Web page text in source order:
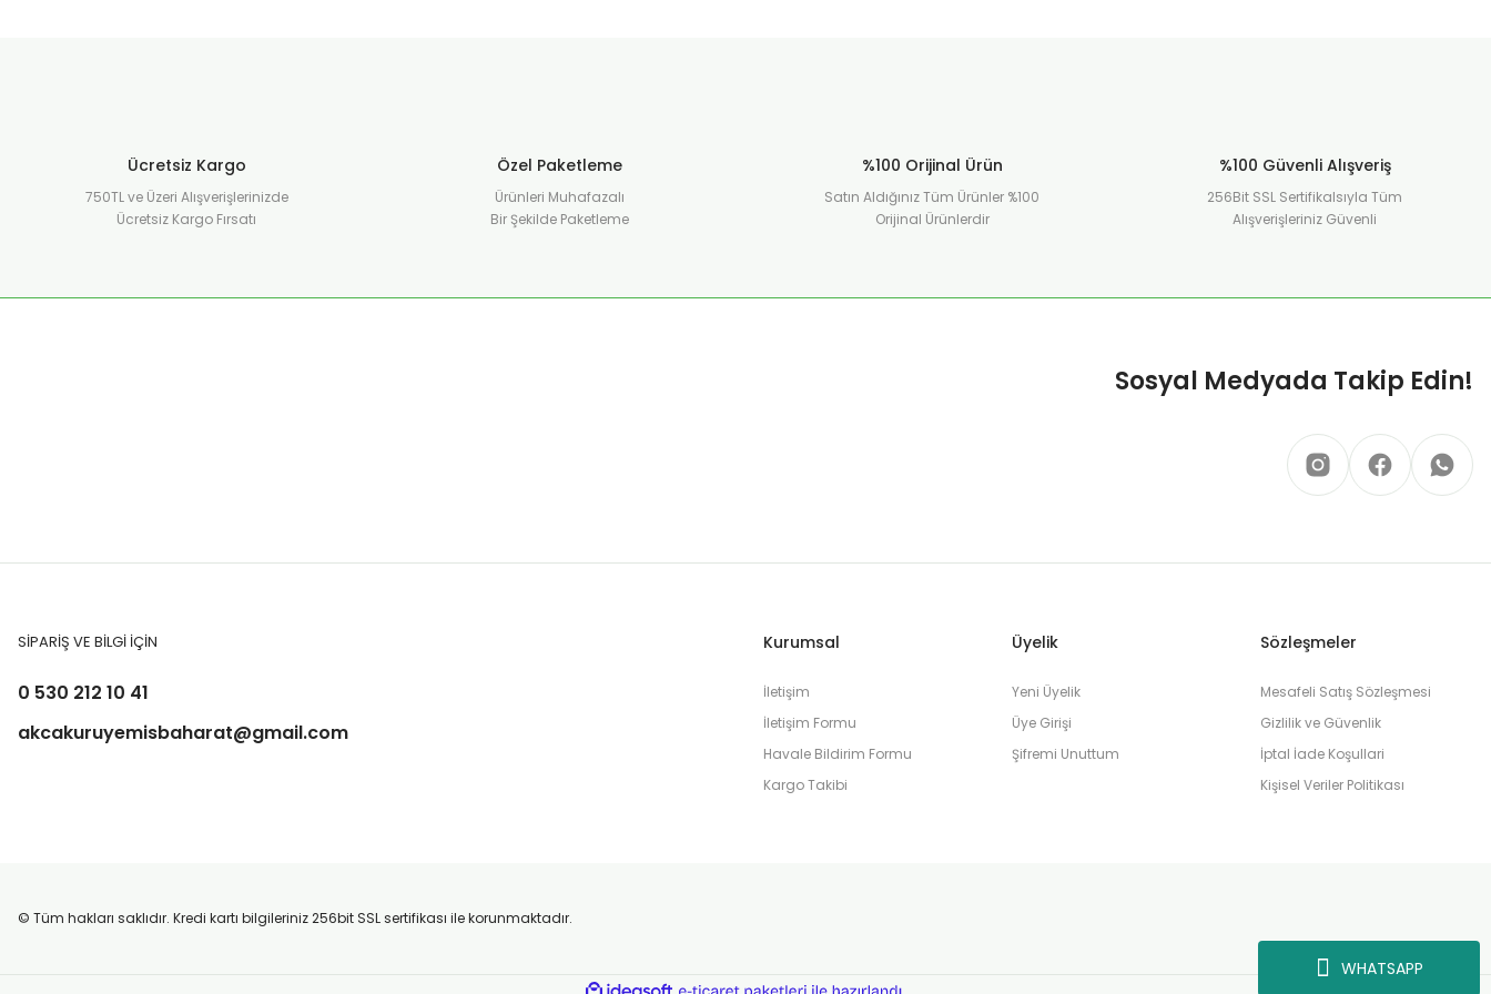
WHATSAPP
Ücretsiz Kargo
750TL ve Üzeri Alışverişlerinizde
Ücretsiz Kargo Fırsatı
Özel Paketleme
Ürünleri Muhafazalı
Bir Şekilde Paketleme
%100 Orijinal Ürün
Satın Aldığınız Tüm Ürünler %100
Orijinal Ürünlerdir
%100 Güvenli Alışveriş
256Bit SSL Sertifikalsıyla Tüm
Alışverişleriniz Güvenli
Sosyal Medyada Takip Edin!
SİPARİŞ VE BİLGİ İÇİN
0 530 212 10 41
akcakuruyemisbaharat@gmail.com
Kurumsal
İletişim
İletişim Formu
Havale Bildirim Formu
Kargo Takibi
Üyelik
Yeni Üyelik
Üye Girişi
Şifremi Unuttum
Sözleşmeler
Mesafeli Satış Sözleşmesi
Gizlilik ve Güvenlik
İptal İade Koşullari
Kişisel Veriler Politikası
© Tüm hakları saklıdır. Kredi kartı bilgileriniz 256bit SSL sertifikası ile korunmaktadır.